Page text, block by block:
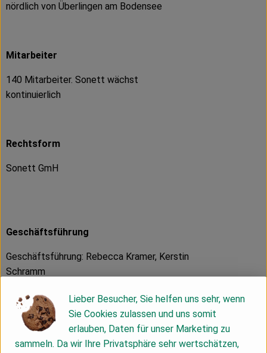
nördlich von Überlingen am Bodensee
Mitarbeiter
140 Mitarbeiter. Sonett wächst
kontinuierlich
Rechtsform
Sonett GmH
Geschäftsführung
Geschäftsführung: Rebecca Kramer, Kerstin
Schramm
Markt, Verbreitungsgebiet
Sonett wird vor allem über den
Lieber Besucher, Sie helfen uns sehr, wenn
Sie Cookies zulassen und uns somit
erlauben, Daten für unser Marketing zu
sammeln. Da wir Ihre Privatsphäre sehr wertschätzen,